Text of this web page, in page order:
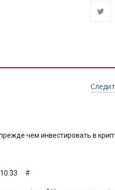
чем инвестировать в
#